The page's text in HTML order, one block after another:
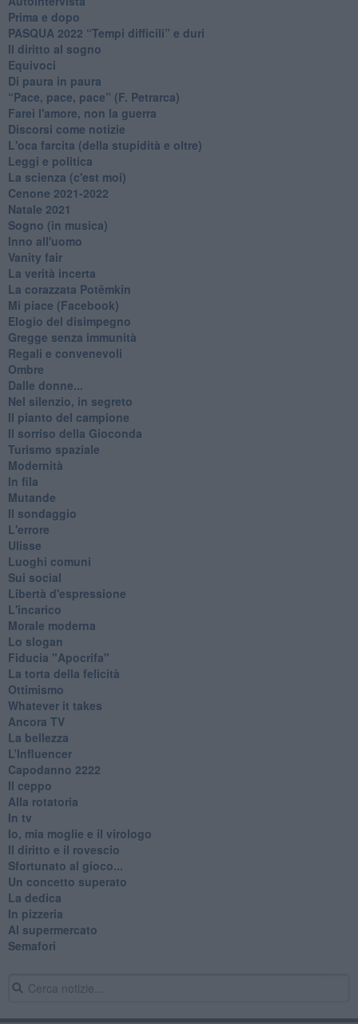
Prima e dopo
​PASQUA 2022 “Tempi difficili” e duri
Il diritto al sogno
Equivoci
Di paura in paura
​“Pace, pace, pace” (F. Petrarca)
Farei l'amore, non la guerra
Discorsi come notizie
L'oca farcita (della stupidità e oltre)
Leggi e politica
La scienza (c'est moi)
Cenone 2021-2022
Natale 2021
Sogno (in musica)
Inno all'uomo
Vanity fair
La verità incerta
La corazzata Potëmkin
Mi piace (Facebook)
Elogio del disimpegno
Gregge senza immunità
Regali e convenevoli
Ombre
Dalle donne...
Nel silenzio, in segreto
Il pianto del campione
Il sorriso della Gioconda
Turismo spaziale
Modernità
In fila
Mutande
Il sondaggio
L'errore
Ulisse
Luoghi comuni
Sui social
Libertà d'espressione
L'incarico
Morale moderna
Lo slogan
Fiducia "Apocrifa"
La torta della felicità
Ottimismo
Whatever it takes
Ancora TV
La bellezza
L’Influencer
​Capodanno 2222
Il ceppo
Alla rotatoria
In tv
Io, mia moglie e il virologo
Il diritto e il rovescio
Sfortunato al gioco...
Un concetto superato
La dedica
In pizzeria
Al supermercato
Semafori